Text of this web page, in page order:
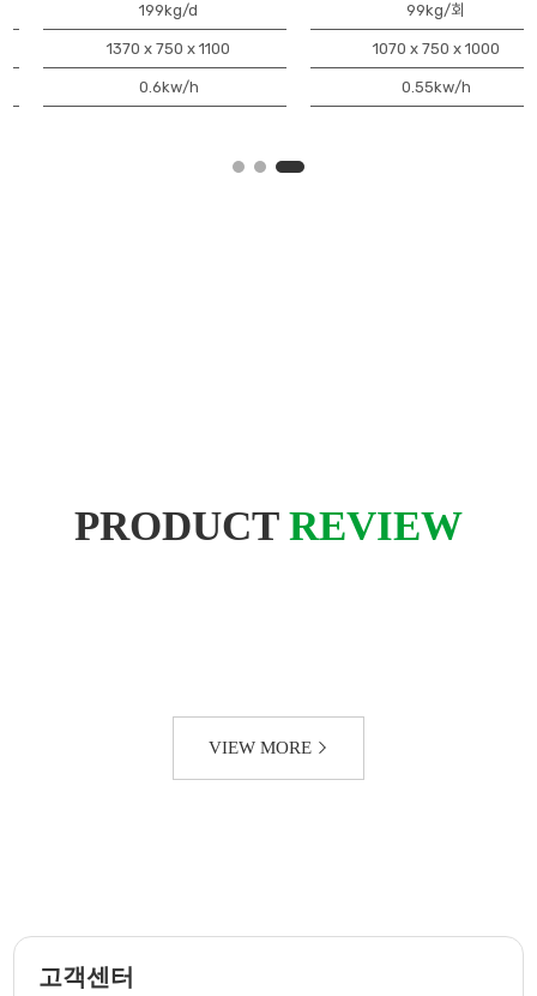
199kg/d
1370 x 750 x 1100
0.6kw/h
99kg/회
1070 x 750 x 1000
0.55kw/h
PRODUCT REVIEW
VIEW MORE
고객센터